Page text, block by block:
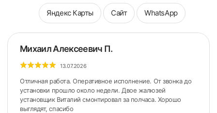
Яндекс Карты Сайт WhatsApp
Михаил Алексеевич П.
13.07.2026
Отличная работа. Оперативное исполнение. От звонка до
установки прошло около недели. Двое жалюзей
установщик Виталий смонтировал за полчаса. Хорошо
выглядят, спасибо